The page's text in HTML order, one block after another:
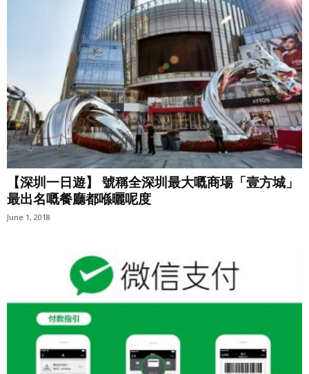
【深圳一日遊】 號稱全深圳最大嘅商場「壹方城」
最出名嘅餐廳都喺曬呢度
June 1, 2018